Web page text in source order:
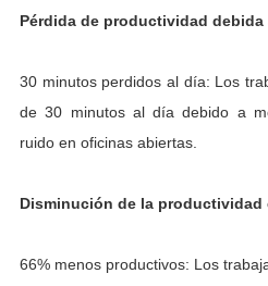
Pérdida de productividad debida
30 minutos perdidos al día: Los
de 30 minutos al día debido a
ruido en oficinas abiertas.
Disminución de la
66% menos productivos: Los